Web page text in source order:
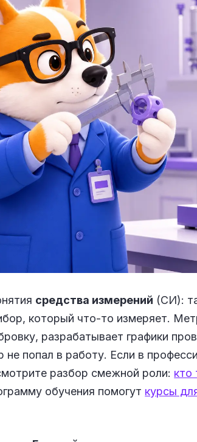
средства измерений (СИ):
который что-то измеряет.
разрабатывает графики
не попал в работу. Если в
разбор смежной роли: кто
обучения помогут курсы